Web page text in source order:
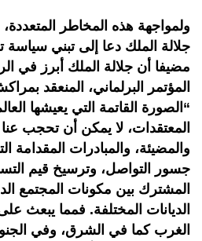
ولمواجهة هذه المخاطر
جلالة الملك دعا إلى تبني سياسة
مضيفا أن جلالة الملك أبرز في
“الصورة القاتمة التي يعيشها
المعتقدات، لا يمكن أن تحجب عنا
والمضيئة، والمبادرات المقدامة
جسور التواصل، وترسيخ قيم
المشترك بين مكونات المجتمع
الديانات المختلفة. فمما يبعث
الغرب كما في الشرق، وفي